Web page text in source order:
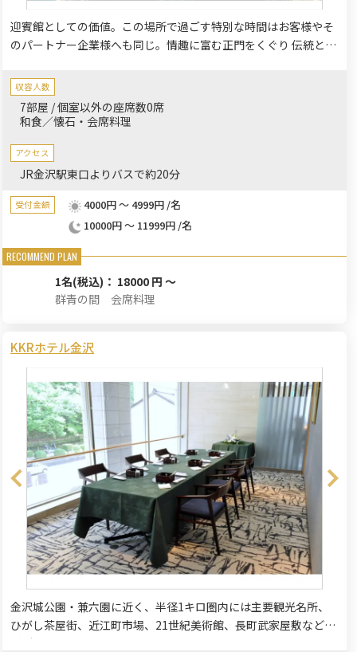
迎賓館としての価値。この場所で過ごす特別な時間はお客様やそ
のパートナー企業様へも同じ。情趣に富む正門をくぐり 伝統とモ
す。顔合わせ、お子さまの成長祝い、長寿のお祝いなど大切なご
家族様・ご友人様の慶事にぴったりです。
収容人数
7部屋 / 個室以外の座席数0席
和食／懐石・会席料理
アクセス
JR金沢駅東口よりバスで約20分
受付金額
4000円 ～ 4999円 /名
10000円 ～ 11999円 /名
1名(税込)： 18000 円 ～
群青の間 会席料理
KKRホテル金沢
金沢城公園・兼六園に近く、半径1キロ圏内には主要観光名所、
ひがし茶屋街、近江町市場、21世紀美術館、長町武家屋敷などが
ございます。パーティーや会議などのお集まりだけでなく、観光